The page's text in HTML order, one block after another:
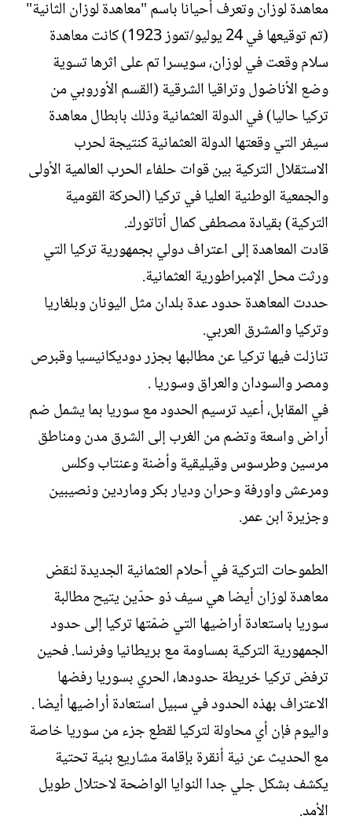
معاهدة لوزان وتعرف أحيانا باسم "معاهدة لوزان الثانية"
(تم توقيعها في 24 يوليو/تموز 1923) كانت معاهدة
سلام وقعت في لوزان، سويسرا تم على اثرها تسوية
وضع الأناضول وتراقيا الشرقية (القسم الأوروبي من
تركيا حاليا) في الدولة العثمانية وذلك بابطال معاهدة
سيفر التي وقعتها الدولة العثمانية كنتيجة لحرب
الاستقلال التركية بين قوات حلفاء الحرب العالمية الأولى
والجمعية الوطنية العليا في تركيا (الحركة القومية
التركية) بقيادة مصطفى كمال أتاتورك.
قادت المعاهدة إلى اعتراف دولي بجمهورية تركيا التي
ورثت محل الإمبراطورية العثمانية.
حددت المعاهدة حدود عدة بلدان مثل اليونان وبلغاريا
وتركيا والمشرق العربي.
تنازلت فيها تركيا عن مطالبها بجزر دوديكانيسيا وقبرص
ومصر والسودان والعراق وسوريا .
في المقابل، أعيد ترسيم الحدود مع سوريا بما يشمل ضم
أراض واسعة وتضم من الغرب إلى الشرق مدن ومناطق
مرسين وطرسوس وقيليقية وأضنة وعنتاب وكلس
ومرعش واورفة وحران وديار بكر وماردين ونصيبين
وجزيرة ابن عمر.
الطموحات التركية في أحلام العثمانية الجديدة لنقض
معاهدة لوزان أيضا هي سيف ذو حدّين يتيح مطالبة
سوريا باستعادة أراضيها التي ضمّتها تركيا إلى حدود
الجمهورية التركية بمساومة مع بريطانيا وفرنسا. فحين
ترفض تركيا خريطة حدودها، الحري بسوريا رفضها
الاعتراف بهذه الحدود في سبيل استعادة أراضيها أيضا .
واليوم فإن أي محاولة لتركيا لقطع جزء من سوريا خاصة
مع الحديث عن نية أنقرة بإقامة مشاريع بنية تحتية
يكشف بشكل جلي جدا النوايا الواضحة لاحتلال طويل
الأمد.